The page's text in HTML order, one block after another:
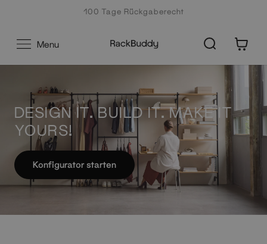
100 Tage Rückgaberecht
Menu
DESIGN IT. BUILD IT. MAKE IT
YOURS!
Konfigurator starten